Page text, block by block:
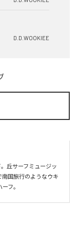
D.D.WOOKIEE
丘サーフミュージッ
南国旅行のようなウキ
フ。